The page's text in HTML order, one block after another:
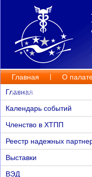
Главная О
Контакты
Главная
Календарь событий
Членство в ХТПП
Реестр надежных
Выставки
ВЭД